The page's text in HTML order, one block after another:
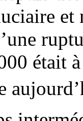
et
était